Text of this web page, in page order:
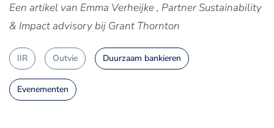
Een artikel van Emma Verheijke , Partner Sustainability
& Impact advisory bij Grant Thornton
IIR Outvie Duurzaam bankieren
Evenementen